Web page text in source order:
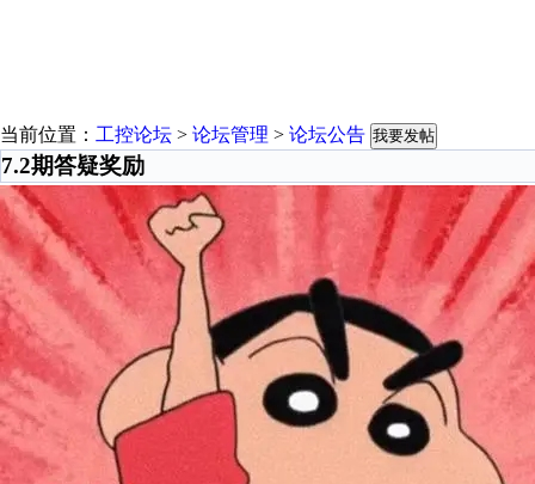
当前位置： 工控论坛 > 论坛管理 > 论坛公告 我要发帖
7.2期答疑奖励